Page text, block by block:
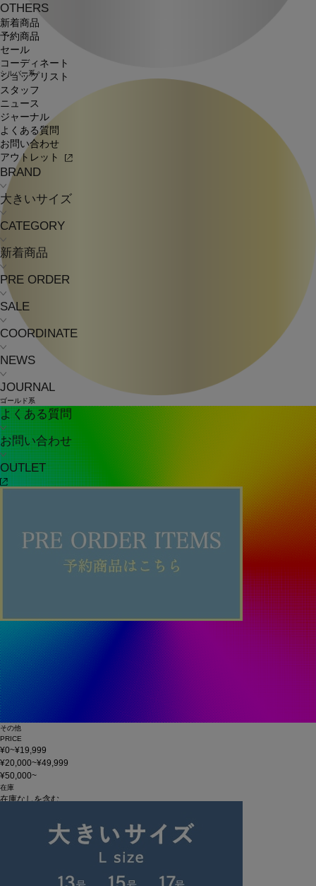
OTHERS
新着商品
予約商品
セール
コーディネート
ショップリスト
スタッフ
ニュース
ジャーナル
よくある質問
お問い合わせ
アウトレット
BRAND
大きいサイズ
CATEGORY
新着商品
PRE ORDER
SALE
COORDINATE
NEWS
JOURNAL
よくある質問
お問い合わせ
OUTLET
シルバー系
ゴールド系
その他
PRICE
¥0~¥19,999
¥20,000~¥49,999
¥50,000~
在庫
在庫なしを含む